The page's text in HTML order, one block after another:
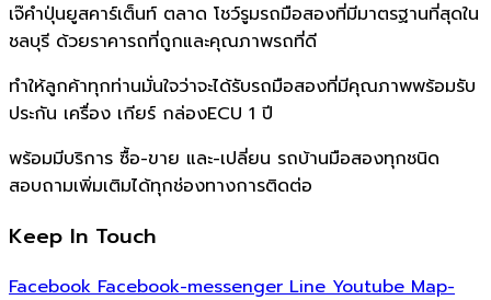
เจ๊คำปุ่นยูสคาร์เต็นท์ ตลาด โชว์รูมรถมือสองที่มีมาตรฐานที่สุดใน
ชลบุรี ด้วยราคารถที่ถูกและคุณภาพรถที่ดี
ทำให้ลูกค้าทุกท่านมั่นใจว่าจะได้รับรถมือสองที่มีคุณภาพพร้อมรับ
ประกัน เครื่อง เกียร์ กล่องECU 1 ปี
พร้อมมีบริการ ซื้อ-ขาย และ-เปลี่ยน รถบ้านมือสองทุกชนิด
สอบถามเพิ่มเติมได้ทุกช่องทางการติดต่อ
Keep In Touch
Facebook Facebook-messenger Line Youtube Map-